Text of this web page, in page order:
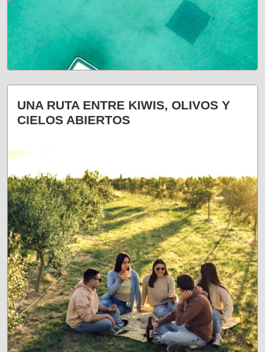
TERMAS DE EPECUÉN
UNA RUTA ENTRE KIWIS, OLIVOS Y
CIELOS ABIERTOS